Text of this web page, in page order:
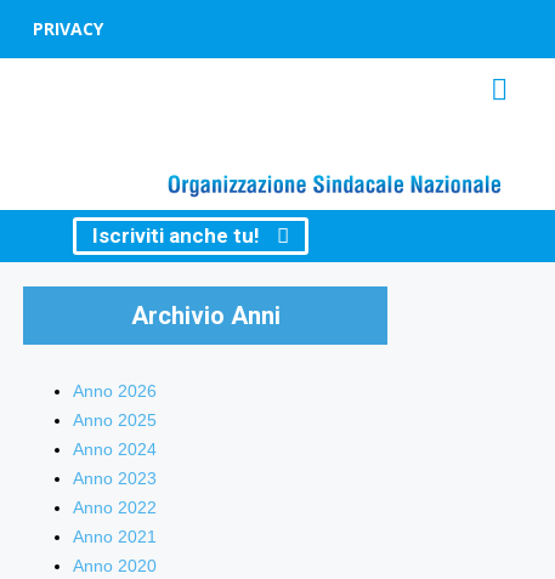
PRIVACY
Iscriviti anche tu!
Archivio Anni
Anno 2026
Anno 2025
Anno 2024
Anno 2023
Anno 2022
Anno 2021
Anno 2020